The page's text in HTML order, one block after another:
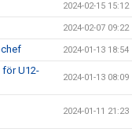
2024-02-15 15:12
2024-02-07 09:22
2024-01-13 18:54
U12-
2024-01-13 08:09
2024-01-11 21:23